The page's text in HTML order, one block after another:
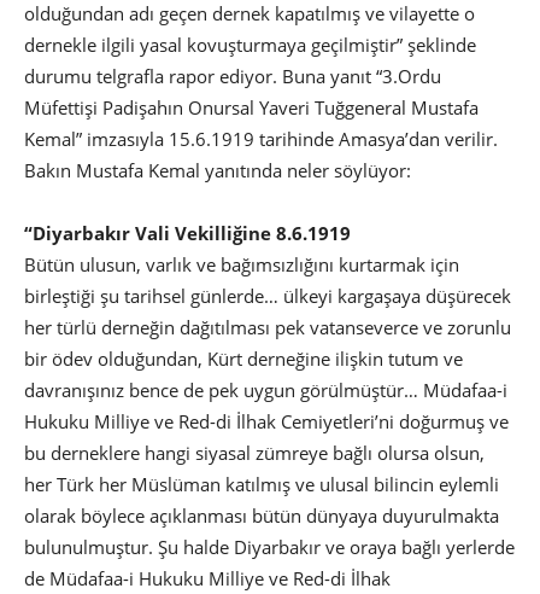
olduğundan adı geçen dernek kapatılmış ve vilayette o
dernekle ilgili yasal kovuşturmaya geçilmiştir” şeklinde
durumu telgrafla rapor ediyor. Buna yanıt “3.Ordu
Müfettişi Padişahın Onursal Yaveri Tuğgeneral Mustafa
Kemal” imzasıyla 15.6.1919 tarihinde Amasya’dan verilir.
Bakın Mustafa Kemal yanıtında neler söylüyor:
“Diyarbakır Vali Vekilliğine 8.6.1919
Bütün ulusun, varlık ve bağımsızlığını kurtarmak için
birleştiği şu tarihsel günlerde… ülkeyi kargaşaya düşürecek
her türlü derneğin dağıtılması pek vatanseverce ve zorunlu
bir ödev olduğundan, Kürt derneğine ilişkin tutum ve
davranışınız bence de pek uygun görülmüştür… Müdafaa-i
Hukuku Milliye ve Red-di İlhak Cemiyetleri’ni doğurmuş ve
bu derneklere hangi siyasal zümreye bağlı olursa olsun,
her Türk her Müslüman katılmış ve ulusal bilincin eylemli
olarak böylece açıklanması bütün dünyaya duyurulmakta
bulunulmuştur. Şu halde Diyarbakır ve oraya bağlı yerlerde
de Müdafaa-i Hukuku Milliye ve Red-di İlhak